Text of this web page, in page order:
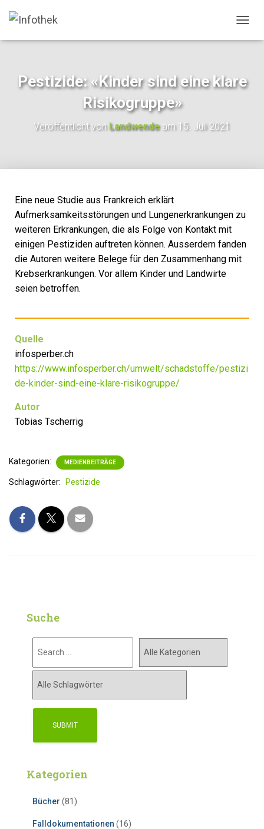
A
A
T
N
Pestizide: «Kinder sind eine klare
Risikogruppe»
Veröffentlicht vonLandwendeam 15. Juli 2021
Eine neue Studie aus Frankreich erklärt
Aufmerksamkeitsstörungen und Lungenerkrankungen zu
weiteren Erkrankungen, die als Folge von Kontakt mit
einigen Pestiziden auftreten können. Ausserdem fanden
die Autoren weitere Belege für den Zusammenhang mit
Krebserkrankungen. Vor allem Kinder und Landwirte
seien betroffen.
Quelle
infosperber.ch
https://www.infosperber.ch/umwelt/schadstoffe/pestizi
de-kinder-sind-eine-klare-risikogruppe/
Autor
Tobias Tscherrig
Kategorien: MEDIENBEITRÄGE
Schlagwörter: Pestizide
Suche
Kategorien
Bücher (81)
Falldokumentationen (16)